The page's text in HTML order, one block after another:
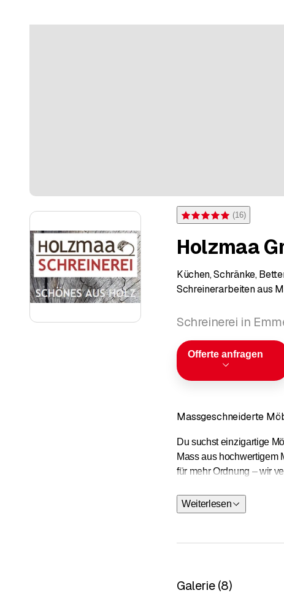
Bewertung 5 von 5 Sternen
(16)
Holzmaa
Küchen, Schränke,
Schreinerarbeiten aus
Schreinerei in
Offerte anfragen
Massgeschneiderte
Du suchst einzigartige
Mass aus hochwertigem
für mehr Ordnung – wir
Innenausbau:
Umbau und
Weiterlesen
Galerie (8)